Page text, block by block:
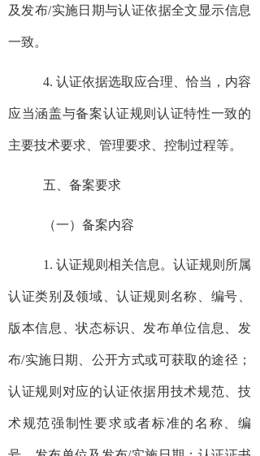
及发布/实施日期与认证依据全文显示信息
一致。
4. 认证依据选取应合理、恰当，内容
应当涵盖与备案认证规则认证特性一致的
主要技术要求、管理要求、控制过程等。
五、备案要求
（一）备案内容
1. 认证规则相关信息。认证规则所属
认证类别及领域、认证规则名称、编号、
版本信息、状态标识、发布单位信息、发
布/实施日期、公开方式或可获取的途径；
认证规则对应的认证依据用技术规范、技
术规范强制性要求或者标准的名称、编